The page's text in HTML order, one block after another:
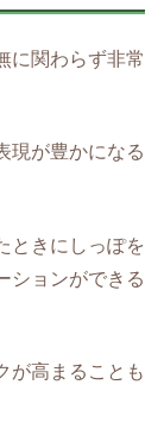
に関わらず非常
現が豊かになる
ときにしっぽを
ションができる
が高まることも